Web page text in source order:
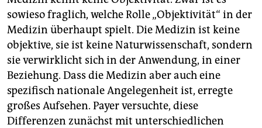
sowieso fraglich, welche Rolle „Objektivität“ in der
Medizin überhaupt spielt. Die Medizin ist keine
objektive, sie ist keine Naturwissenschaft, sondern
sie verwirklicht sich in der Anwendung, in einer
Beziehung. Dass die Medizin aber auch eine
spezifisch nationale Angelegenheit ist, erregte
großes Aufsehen. Payer versuchte, diese
Differenzen zunächst mit unterschiedlichen